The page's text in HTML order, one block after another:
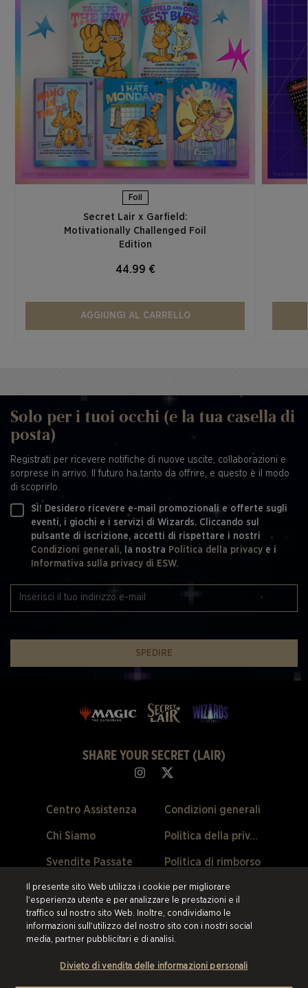
Foil
Secret Lair x Garfield:
Motivationally Challenged Foil
Edition​
44.99 €
AGGIUNGI AL CARRELLO
Solo per i tuoi occhi (e la tua casella di
posta)
Registrati per ricevere notifiche di nuove uscite, collaborazioni e
sorprese in arrivo. Il futuro ha tanto da offrire, e questo è il modo
di scoprirlo.
SÌ! Desidero ricevere e-mail promozionali e offerte sugli
eventi, i giochi e i servizi di Wizards. Cliccando sul
pulsante di iscrizione, accetti di rispettare i nostri
Condizioni generali,
la nostra Politica della privacy e i
Informativa sulla privacy di ESW.
SPEDIRE
SHARE YOUR SECRET (LAIR)
Centro Assistenza
Chi Siamo
Svendite Passate
Preferenze Cookie
Condizioni generali
Politica della privacy
Politica di rimborso
©2026 ESW France SAS. Tutti i diritti riservati. Tutti i marchi sono di
proprietà dei loro rispettivi titolari negli Stati Uniti e negli altri paesi.
France SAS è il rivenditore autorizzato e il fornitore di tutti i prodotti e i
Il presente sito Web utilizza i cookie per migliorare
l'esperienza utente e per analizzare le prestazioni e il
traffico sul nostro sito Web. Inoltre, condividiamo le
informazioni sull'utilizzo del nostro sito con i nostri social
media, partner pubblicitari e di analisi.
Divieto di vendita delle informazioni personali